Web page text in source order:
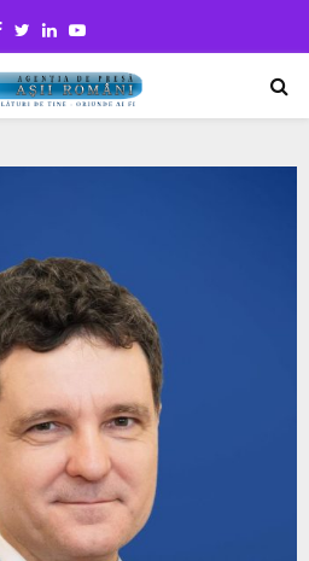
Facebook
TwitterLinkedinYoutube